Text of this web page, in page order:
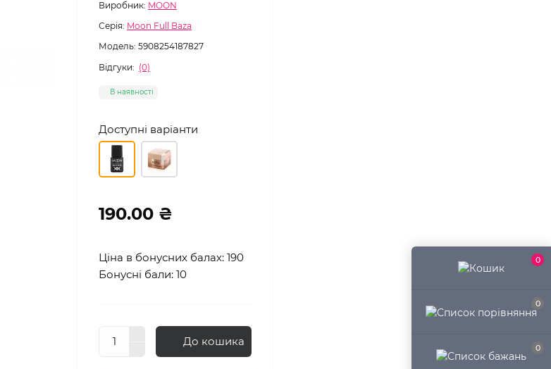
0
0
0
Виробник: MOON
Серія: Moon Full Baza
Модель: 5908254187827
Відгуки: (0)
В наявності
Доступні варіанти
190.00 ₴
Ціна в бонусних балах: 190
Бонусні бали: 10
До кошика